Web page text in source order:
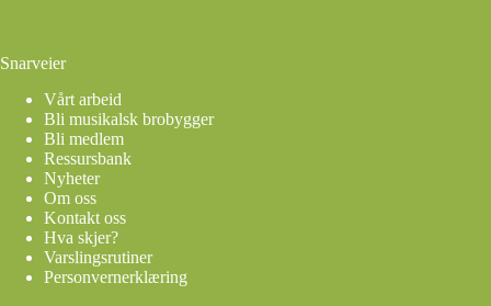
Snarveier
Vårt arbeid
Bli musikalsk brobygger
Bli medlem
Ressursbank
Nyheter
Om oss
Kontakt oss
Hva skjer?
Varslingsrutiner
Personvernerklæring